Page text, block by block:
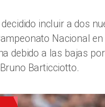
incluir a dos
Nacional
debido a las bajas
Barticciotto.